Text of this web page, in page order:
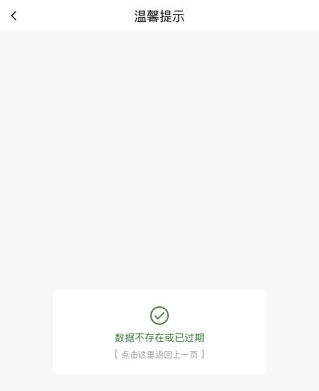
温馨提示
tip:
数据不存在或已过期
[ 点击这里返回上一页 ]